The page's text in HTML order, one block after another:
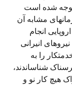
توجه شده است
مشابه آن
انجام
انیرانی
را به
شناساندند،
هیچ کار نو و